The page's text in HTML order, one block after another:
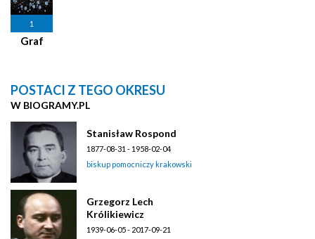
1
Graf
POSTACI Z TEGO OKRESU
W BIOGRAMY.PL
Stanisław Rospond
1877-08-31 - 1958-02-04
biskup pomocniczy krakowski
Grzegorz Lech
Królikiewicz
1939-06-05 - 2017-09-21